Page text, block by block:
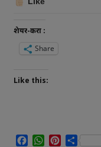
शेयर-करा :
Share
Like this:
Facebook
WhatsApp
Pinterest
Share